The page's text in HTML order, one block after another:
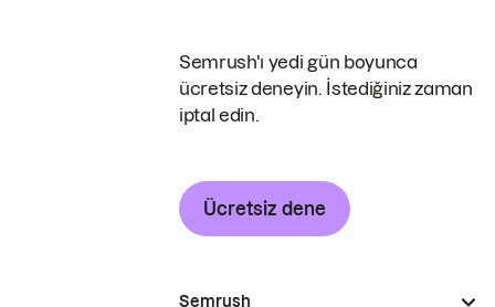
Semrush'ı yedi gün boyunca
ücretsiz deneyin. İstediğiniz zaman
iptal edin.
Ücretsiz dene
Semrush